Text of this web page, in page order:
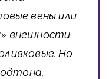
вены или
внешности
Но